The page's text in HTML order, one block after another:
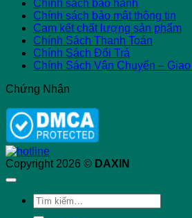
Chính sách bảo hành
Chính sách bảo mật thông tin
Cam kết chất lượng sản phẩm
Chính Sách Thanh Toán
Chính Sách Đổi Trả
Chính Sách Vận Chuyển –
Chứng Nhận
Copyright 2026 © DAXIN
Tìm
kiếm: